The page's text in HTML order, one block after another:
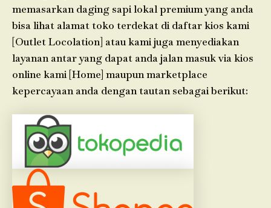
memasarkan daging sapi lokal premium yang anda
bisa lihat alamat toko terdekat di daftar kios kami
[Outlet Locolation] atau kami juga menyediakan
layanan antar yang dapat anda jalan masuk via kios
online kami [Home] maupun marketplace
kepercayaan anda dengan tautan sebagai berikut: